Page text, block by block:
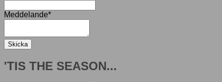
Meddelande*
Skicka
'TIS THE SEASON...